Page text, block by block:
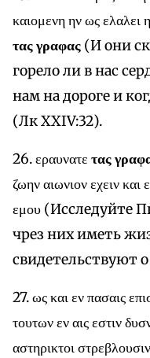
καιομενη ην ως ελαλει
τας γραφας (И они
горело ли в нас
нам на дороге и
(Лк XXIV:32).
26. εραυνατε τας
ζωην αιωνιον εχειν και
εμου (Исследуйте
чрез них иметь
свидетельствуют
27. ως και εν πασαις
τουτων εν αις εστιν
αστηρικτοι